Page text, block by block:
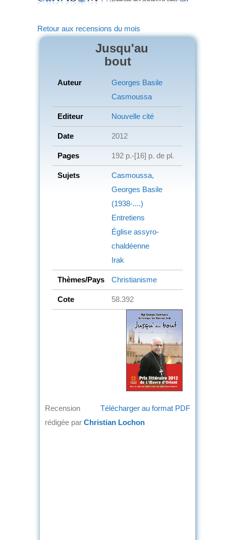
Retour aux recensions du mois
Jusqu'au
bout
Auteur
Georges Basile
Casmoussa
Editeur Nouvelle cité
Date 2012
Pages 192 p.-[16] p. de pl.
Sujets
Casmoussa,
Georges Basile
(1938-....)
Entretiens
Église assyro-
chaldéenne
Irak
Thèmes/Pays Christianisme
Cote 58.392
Télécharger au format PDF
Recension
rédigée par Christian Lochon